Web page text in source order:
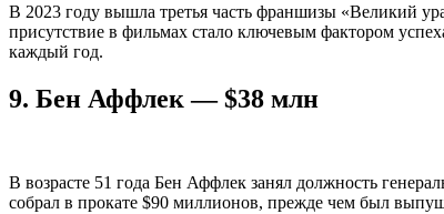
В 2023 году вышла третья часть франшизы «Великий
присутствие в фильмах стало ключевым фактором
каждый год.
9. Бен Аффлек — $38 млн
В возрасте 51 года Бен Аффлек занял должность
собрал в прокате $90 миллионов, прежде чем был